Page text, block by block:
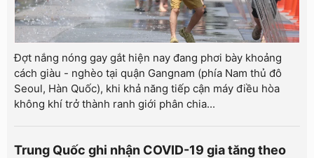
Đợt nắng nóng gay gắt hiện nay đang phơi bày khoảng
cách giàu - nghèo tại quận Gangnam (phía Nam thủ đô
Seoul, Hàn Quốc), khi khả năng tiếp cận máy điều hòa
không khí trở thành ranh giới phân chia...
Trung Quốc ghi nhận COVID-19 gia tăng theo